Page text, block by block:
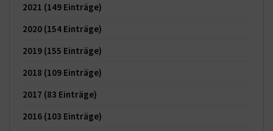
2021 (149 Einträge)
2020 (154 Einträge)
2019 (155 Einträge)
2018 (109 Einträge)
2017 (83 Einträge)
2016 (103 Einträge)